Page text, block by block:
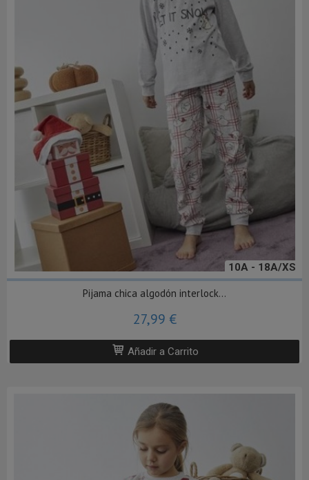
10A - 18A/XS
Pijama chica algodón interlock...
27,99 €
Añadir a Carrito